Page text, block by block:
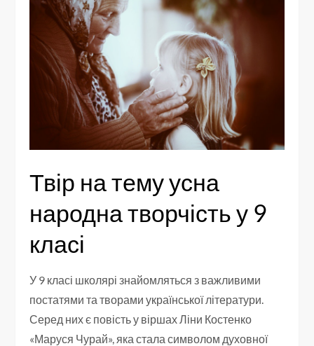
Твір на тему усна
народна творчість у 9
класі
У 9 класі школярі знайомляться з важливими
постатями та творами української літератури.
Серед них є повість у віршах Ліни Костенко
«Маруся Чурай», яка стала символом духовної